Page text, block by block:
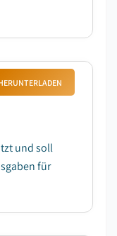
und soll
für